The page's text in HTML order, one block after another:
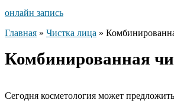
онлайн запись
Главная » Чистка лица »
Комбинированная
Сегодня косметология может